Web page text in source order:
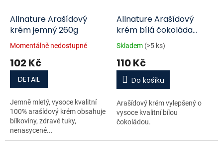
Allnature Arašídový
krém jemný 260g
Momentálně nedostupné
102 Kč
DETAIL
Jemně mletý, vysoce kvalitní
100% arašídový krém obsahuje
bílkoviny, zdravé tuky,
nenasycené...
Allnature Arašídový
krém bílá čokoláda
260g
Skladem (>5 ks)
110 Kč
Do košíku
Arašídový krém vylepšený o
vysoce kvalitní bílou
čokoládou.